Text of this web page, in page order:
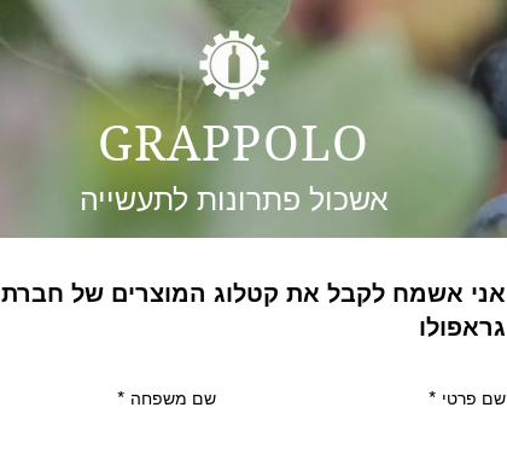
GRAPPOLO
אשכול פתרונות לתעשייה
אני אשמח לקבל את קטלוג המוצרים של חברת
גראפולו
שם משפחה שם פרטי